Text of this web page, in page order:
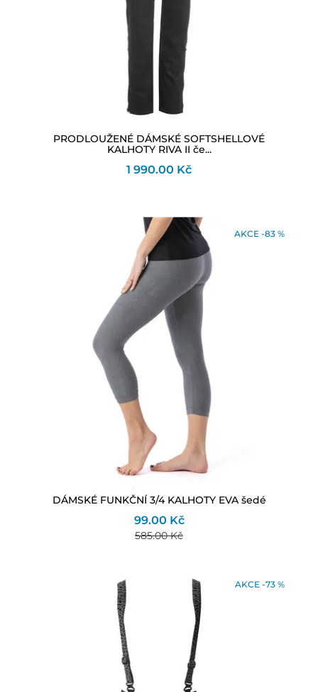
PRODLOUŽENÉ DÁMSKÉ SOFTSHELLOVÉ
KALHOTY RIVA II če...
1 990.00 Kč
AKCE -83 %
DÁMSKÉ FUNKČNÍ 3/4 KALHOTY EVA šedé
99.00 Kč
585.00 Kč
AKCE -73 %